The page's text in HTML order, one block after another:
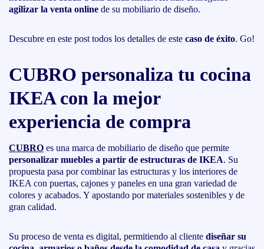
agilizar la venta online de su mobiliario de diseño.
Descubre en este post todos los detalles de este caso de éxito. Go!
CUBRO personaliza tu cocina
IKEA con la mejor
experiencia de compra
CUBRO es una marca de mobiliario de diseño que permite
personalizar muebles a partir de estructuras de IKEA. Su
propuesta pasa por combinar las estructuras y los interiores de
IKEA con puertas, cajones y paneles en una gran variedad de
colores y acabados. Y apostando por materiales sostenibles y de
gran calidad.
Su proceso de venta es digital, permitiendo al cliente diseñar su